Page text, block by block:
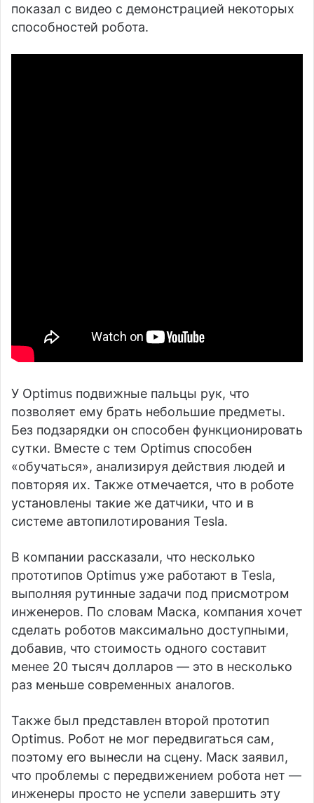
показал с видео с демонстрацией некоторых
способностей робота.
У Optimus подвижные пальцы рук, что
позволяет ему брать небольшие предметы.
Без подзарядки он способен функционировать
сутки. Вместе с тем Optimus способен
«обучаться», анализируя действия людей и
повторяя их. Также отмечается, что в роботе
установлены такие же датчики, что и в
системе автопилотирования Tesla.
В компании рассказали, что несколько
прототипов Optimus уже работают в Tesla,
выполняя рутинные задачи под присмотром
инженеров. По словам Маска, компания хочет
сделать роботов максимально доступными,
добавив, что стоимость одного составит
менее 20 тысяч долларов — это в несколько
раз меньше современных аналогов.
Также был представлен второй прототип
Optimus. Робот не мог передвигаться сам,
поэтому его вынесли на сцену. Маск заявил,
что проблемы с передвижением робота нет —
инженеры просто не успели завершить эту